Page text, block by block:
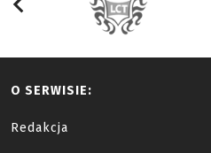
O SERWISIE:
Redakcja